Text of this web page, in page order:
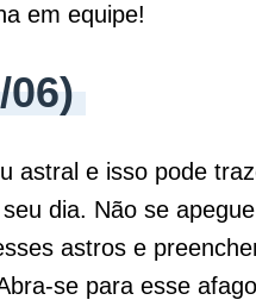
em equipe!
astral e isso pode
dia. Não se
astros e
se para esse